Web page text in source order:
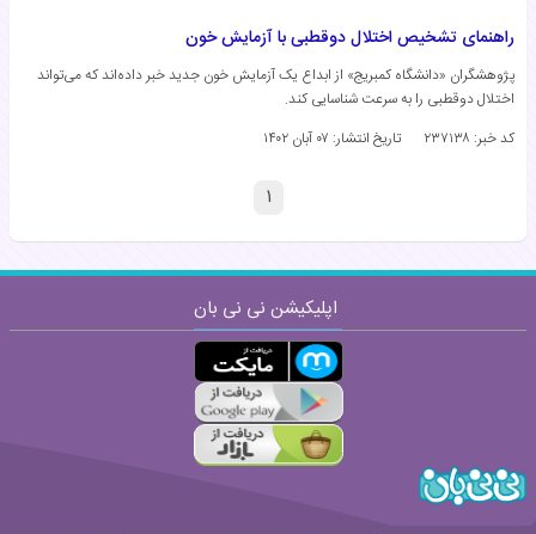
راهنمای تشخیص اختلال دوقطبی با آزمایش خون
پژوهشگران «دانشگاه کمبریج» از ابداع یک آزمایش خون جدید خبر داده‌اند که می‌تواند
اختلال دوقطبی را به سرعت شناسایی کند.
کد خبر: ۲۳۷۱۳۸
تاریخ انتشار: ۰۷ آبان ۱۴۰۲
۱
اپلیکیشن نی نی بان